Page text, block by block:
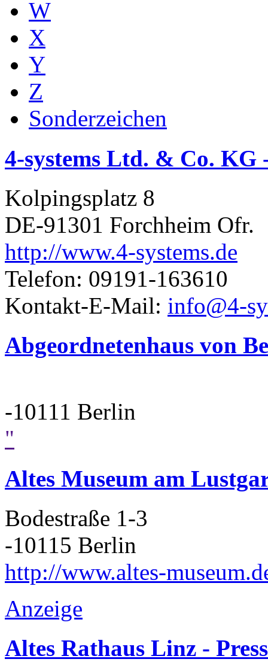
W
X
Y
Z
Sonderzeichen
4-systems Ltd. & Co. KG
Kolpingsplatz 8
DE-91301 Forchheim Ofr.
http://www.4-systems.de
Telefon: 09191-163610
Kontakt-E-Mail: info@4-
Abgeordnetenhaus von
-10111 Berlin
"
Altes Museum am
Bodestraße 1-3
-10115 Berlin
http://www.altes-
Anzeige
Altes Rathaus Linz -